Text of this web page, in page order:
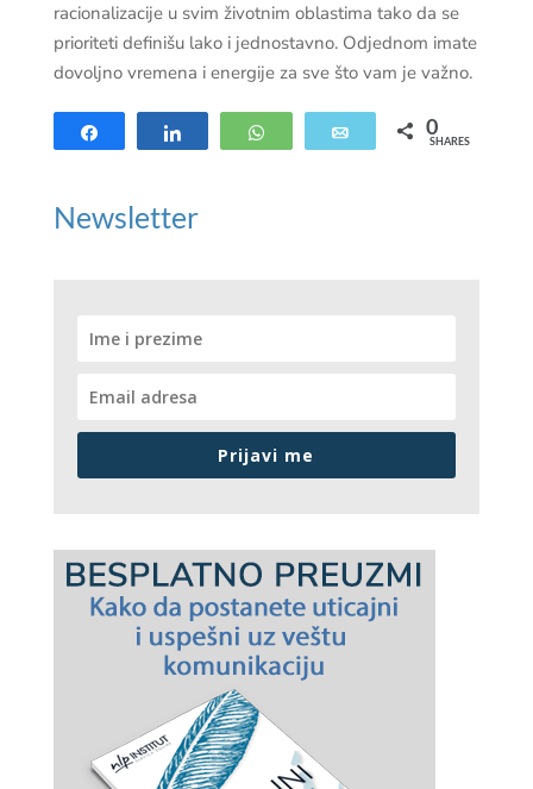
racionalizacije u svim životnim oblastima tako da se
prioriteti definišu lako i jednostavno. Odjednom imate
dovoljno vremena i energije za sve što vam je važno.
WhatsApp Email 0
SHARES
Newsletter
Prijavi me